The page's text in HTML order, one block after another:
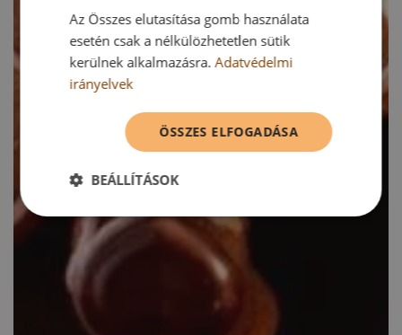
Az Összes elutasítása gomb használata
esetén csak a nélkülözhetetlen sütik
kerülnek alkalmazásra.Adatvédelmi
irányelvek
ÖSSZES ELFOGADÁSA
BEÁLLÍTÁSOK